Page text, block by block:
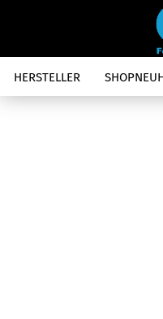
HERSTELLER